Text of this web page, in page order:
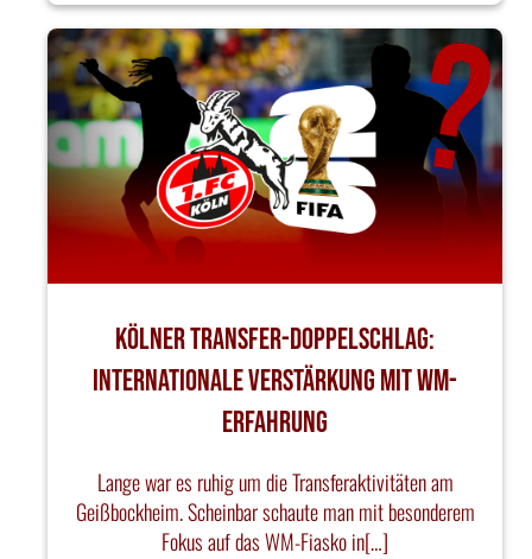
Kölner Transfer-Doppelschlag:
Internationale Verstärkung mit WM-
Erfahrung
Lange war es ruhig um die Transferaktivitäten am
Geißbockheim. Scheinbar schaute man mit besonderem
Fokus auf das WM-Fiasko in[…]